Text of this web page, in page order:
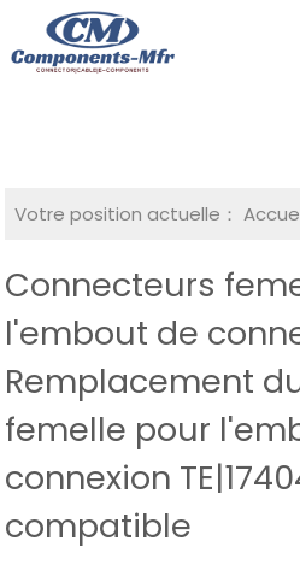
Votre position actuelle：
Connecteurs
l'embout de
Remplacement
femelle pour
connexion
compatible